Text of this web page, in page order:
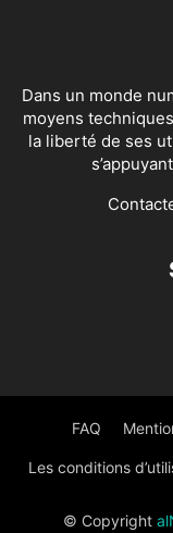
Dans un monde
moyens
la liberté de ses
FAQ
Les conditions
© Copyright